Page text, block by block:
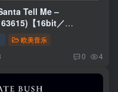
Tell Me –
【16bit／
欧美音乐
0 4